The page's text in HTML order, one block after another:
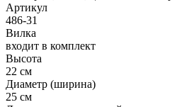
Артикул
486-31
Вилка
входит в комплект
Высота
22 см
Диаметр (ширина)
25 см